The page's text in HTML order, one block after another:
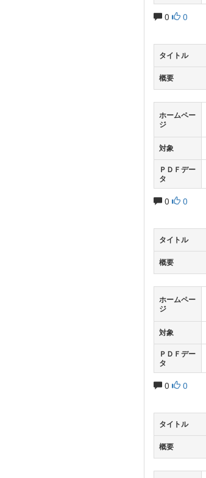
0 0
タイトル
概要
ホームペー
ジ
対象
ＰＤＦデー
タ
0 0
タイトル
概要
ホームペー
ジ
対象
ＰＤＦデー
タ
0 0
タイトル
概要